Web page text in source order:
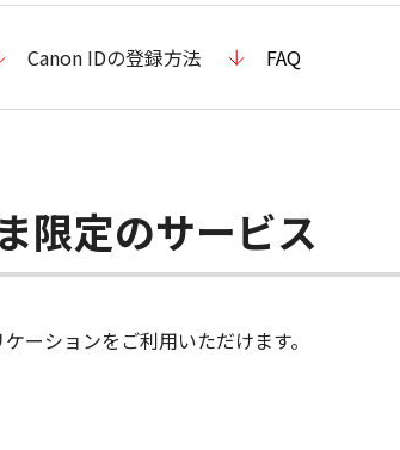
Canon IDの登録方法 FAQ
限定のサービス
ーションをご利用いただけます。